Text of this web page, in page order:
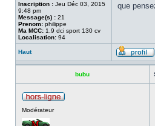
Inscription : Jeu Déc 03, 2015
9:48 pm
Message(s) : 21
Prenom: philippe
Ma MCC: 1.9 dci sport 130 cv
Localisation: 94
que
Haut
bubu
Modérateur